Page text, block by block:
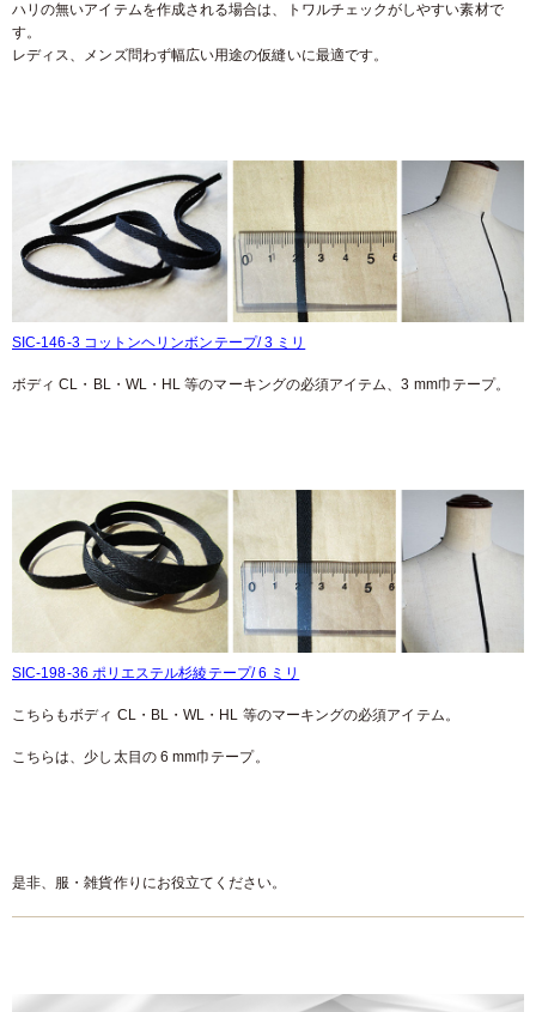
ハリの無いアイテムを作成される場合は、トワルチェックがしやすい素材で
す。
レディス、メンズ問わず幅広い用途の仮縫いに最適です。
SIC-146-3 コットンヘリンボンテープ/ 3 ミリ
ボディ CL・BL・WL・HL 等のマーキングの必須アイテム、3 mm巾テープ。
SIC-198-36 ポリエステル杉綾テープ/ 6 ミリ
こちらもボディ CL・BL・WL・HL 等のマーキングの必須アイテム。
こちらは、少し太目の 6 mm巾テープ。
是非、服・雑貨作りにお役立てください。